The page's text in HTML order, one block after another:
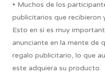
• Muchos de los
publicitarios que recibieron
Esto en sí es muy
anunciante en la mente de
regalo publicitario, lo que
este adquiera su producto.